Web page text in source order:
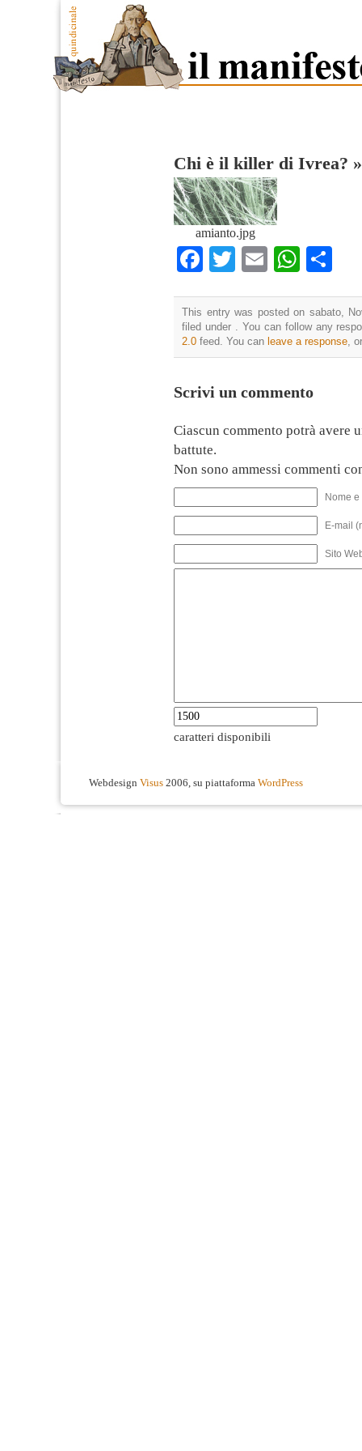
Chi è il killer di Ivrea?
amianto.jpg
Facebook
TwitterEmail
This entry was posted on sabato,
filed under . You can follow any
2.0 feed. You can leave a response,
Scrivi un commento
Ciascun commento potrà avere
battute.
Non sono ammessi commenti
Nome
E-mail
Sito
caratteri disponibili
Webdesign Visus 2006, su piattaforma WordPress